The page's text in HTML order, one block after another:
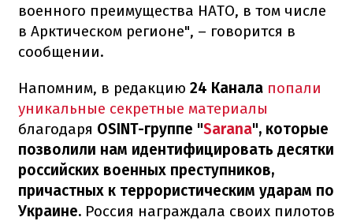
военного преимущества НАТО, в том числе
в Арктическом регионе", – говорится в
сообщении.
Напомним, в редакцию 24 Канала попали
уникальные секретные материалы
благодаря OSINT-группе "Sarana", которые
позволили нам идентифицировать десятки
российских военных преступников,
причастных к террористическим ударам по
Украине. Россия награждала своих пилотов